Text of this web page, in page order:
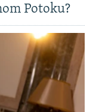
Potoku?